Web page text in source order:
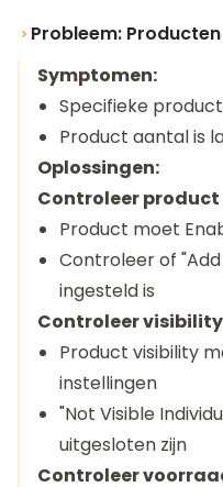
Probleem:
Symptomen:
Specifieke
Product aantal is
Oplossingen:
Controleer
Product moet
Controleer of
ingesteld is
Controleer
Product visibility
instellingen
"Not Visible
uitgesloten zijn
Controleer